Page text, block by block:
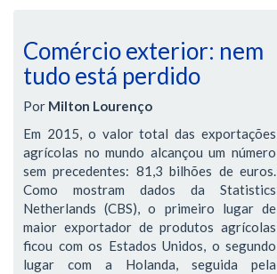
Comércio exterior: nem
tudo está perdido
Por Milton Lourenço
Em 2015, o valor total das exportações
agrícolas no mundo alcançou um número
sem precedentes: 81,3 bilhões de euros.
Como mostram dados da Statistics
Netherlands (CBS), o primeiro lugar de
maior exportador de produtos agrícolas
ficou com os Estados Unidos, o segundo
lugar com a Holanda, seguida pela